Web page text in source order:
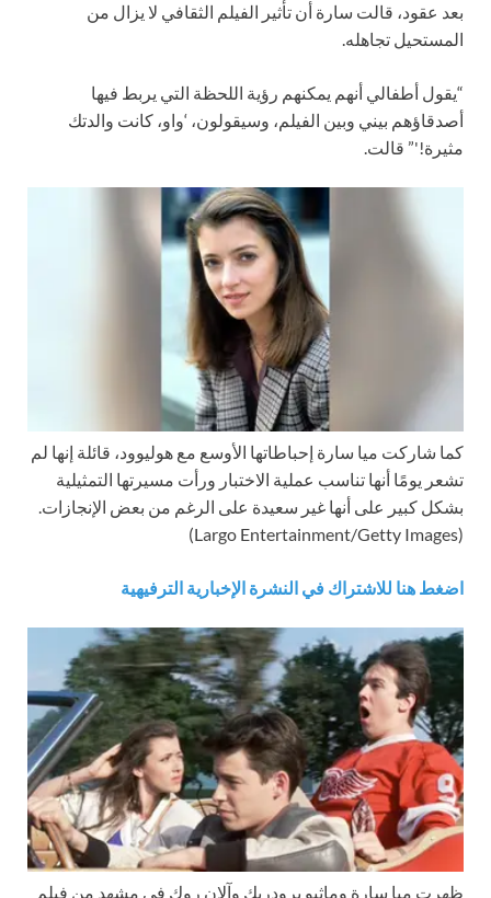
بعد عقود، قالت سارة أن تأثير الفيلم الثقافي لا يزال من
المستحيل تجاهله.
“يقول أطفالي أنهم يمكنهم رؤية اللحظة التي يربط فيها
أصدقاؤهم بيني وبين الفيلم، وسيقولون، ‘واو، كانت والدتك
مثيرة!'” قالت.
كما شاركت ميا سارة إحباطاتها الأوسع مع هوليوود، قائلة إنها لم
تشعر يومًا أنها تناسب عملية الاختبار ورأت مسيرتها التمثيلية
بشكل كبير على أنها غير سعيدة على الرغم من بعض الإنجازات.
(Largo Entertainment/Getty Images)
اضغط هنا للاشتراك في النشرة الإخبارية الترفيهية
ظهرت ميا سارة وماثيو برودريك وآلان روك في مشهد من فيلم